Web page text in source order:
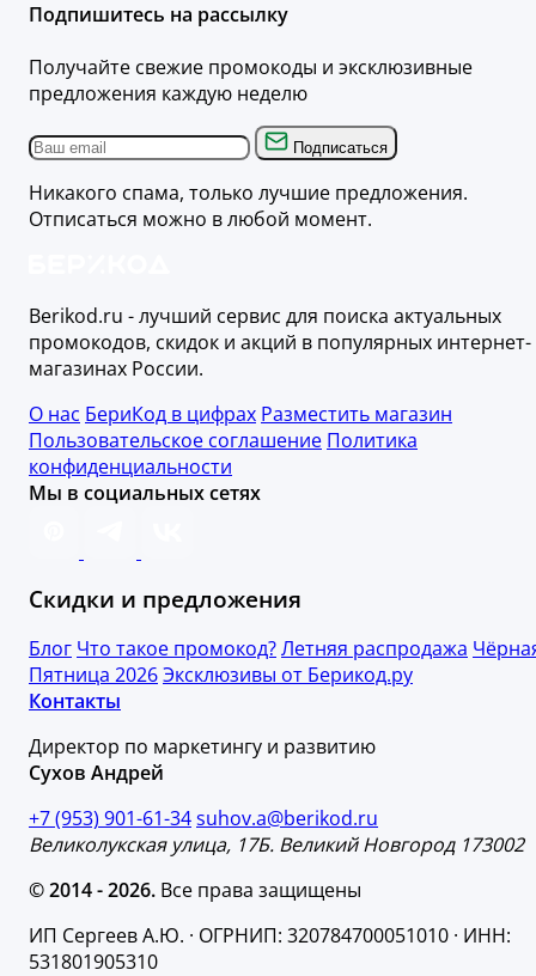
Подпишитесь на рассылку
Получайте свежие промокоды и эксклюзивные
предложения каждую неделю
Подписаться
Никакого спама, только лучшие предложения.
Отписаться можно в любой момент.
Berikod.ru - лучший сервис для поиска актуальных
промокодов, скидок и акций в популярных интернет-
магазинах России.
О нас БериКод в цифрах Разместить магазин
Пользовательское соглашение Политика
конфиденциальности
Мы в социальных сетях
Скидки и предложения
Блог Что такое промокод?Летняя распродажа
Пятница 2026Эксклюзивы от Берикод.ру
Контакты
Директор по маркетингу и развитию
Сухов Андрей
+7 (953) 901-61-34suhov.a@berikod.ru
Великолукская улица, 17Б. Великий Новгород 173002
© 2014 - 2026. Все права защищены
ИП Сергеев А.Ю. · ОГРНИП: 320784700051010 · ИНН:
531801905310